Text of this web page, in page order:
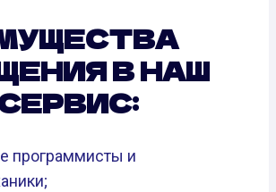
В НАШ
программисты и